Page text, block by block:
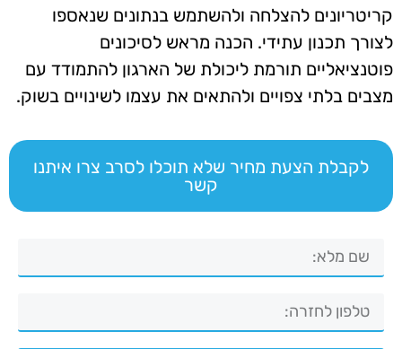
קריטריונים להצלחה ולהשתמש בנתונים שנאספו
לצורך תכנון עתידי. הכנה מראש לסיכונים
פוטנציאליים תורמת ליכולת של הארגון להתמודד עם
מצבים בלתי צפויים ולהתאים את עצמו לשינויים בשוק.
לקבלת הצעת מחיר שלא תוכלו לסרב צרו איתנו
קשר